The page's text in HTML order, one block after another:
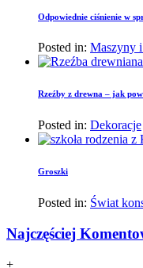
Odpowiednie ciśnienie w
Posted in: Maszyny
Rzeźby z drewna – jak
Posted in: Dekoracje
Groszki
Posted in: Świat
Najczęściej
+